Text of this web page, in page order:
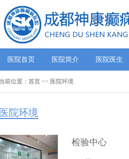
医院首页 医院简介 医院医生
当前位置： 首页 >> 医院环境
医院环境
检验中心
...